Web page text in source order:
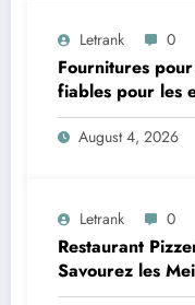
Letrank 0
Fournitures
fiables pour les
exigeants
August 4, 2026
Letrank 0
Restaurant
Savourez les
chez Trattoria